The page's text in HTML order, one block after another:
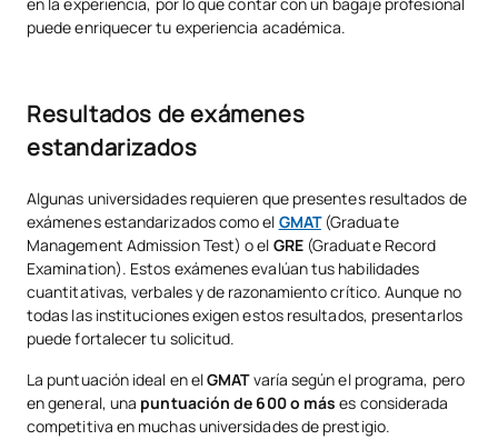
puede enriquecer tu experiencia académica.
Resultados de exámenes
estandarizados
Algunas universidades requieren que presentes resultados de
exámenes estandarizados como el GMAT(Graduate
Management Admission Test) o el GRE(Graduate Record
Examination). Estos exámenes evalúan tus habilidades
cuantitativas, verbales y de razonamiento crítico. Aunque no
todas las instituciones exigen estos resultados, presentarlos
puede fortalecer tu solicitud.
La puntuación ideal en elGMATvaría según el programa, pero
en general, una puntuación de 600 o más es considerada
competitiva en muchas universidades de prestigio.